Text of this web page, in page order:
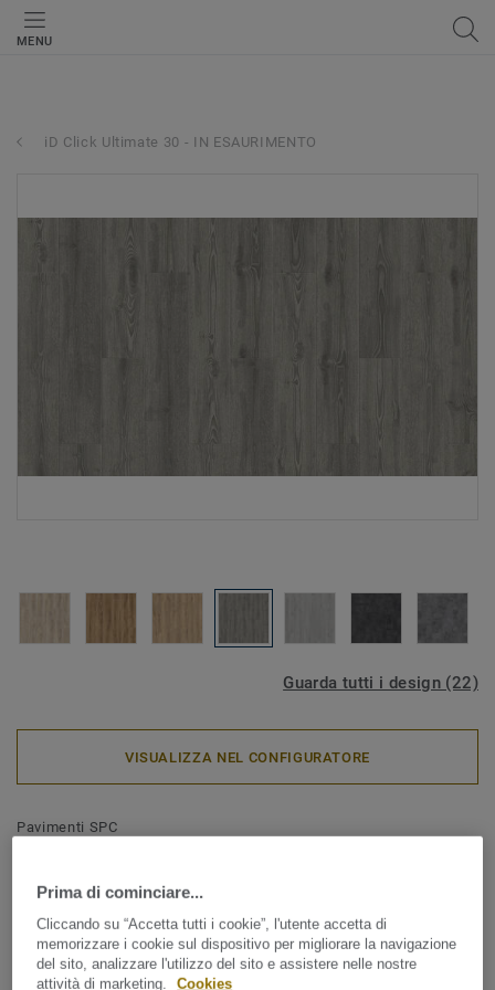
MENU
iD Click Ultimate 30 - IN ESAURIMENTO
Guarda tutti i design (22)
VISUALIZZA NEL CONFIGURATORE
Pavimenti SPC
ESAURIMENTO - Rovere
Scandinavian DARK GREY
Prima di cominciare...
Cliccando su “Accetta tutti i cookie”, l'utente accetta di
memorizzare i cookie sul dispositivo per migliorare la navigazione
del sito, analizzare l'utilizzo del sito e assistere nelle nostre
attività di marketing.
Cookies